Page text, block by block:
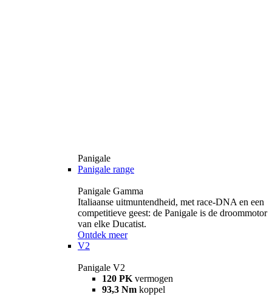
Panigale
Panigale range
Panigale Gamma
Italiaanse uitmuntendheid, met race-DNA en een
competitieve geest: de Panigale is de droommotor
van elke Ducatist.
Ontdek meer
V2
Panigale V2
120 PK vermogen
93,3 Nm koppel